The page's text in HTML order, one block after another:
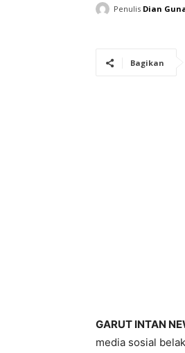
Penulis Dian
Bagikan
GARUT INTAN
media sosial